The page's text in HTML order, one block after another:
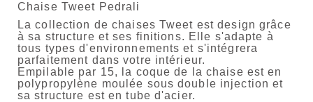
Chaise Tweet Pedrali
La collection de chaises Tweet est design grâce
à sa structure et ses finitions. Elle s'adapte à
tous types d'environnements et s'intégrera
parfaitement dans votre intérieur.
Empilable par 15, la coque de la chaise est en
polypropylène moulée sous double injection et
sa structure est en tube d'acier.